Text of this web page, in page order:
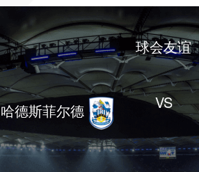
哈德斯菲尔德
球会友谊
VS